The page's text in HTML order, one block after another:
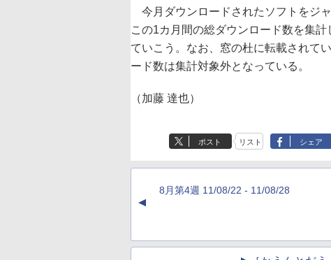
今月ダウンロードされたソフトをジ
この1カ月間の総ダウンロード数を集
ていこう。なお、窓の杜に転載されて
ード数は集計対象外となっている。
（加藤 達也）
ポスト リスト シェア
▲
8月第4週 11/08/22 - 11/08/28